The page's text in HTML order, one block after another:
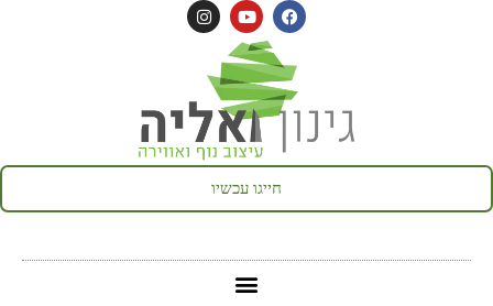
חייגו עכשיו